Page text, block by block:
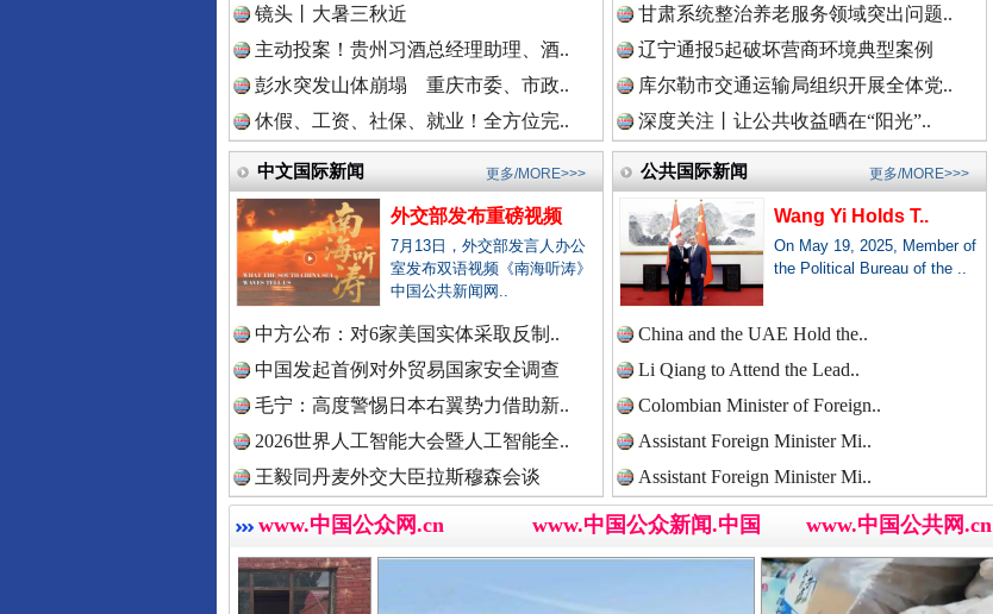
中国法治新闻网.中国
中国法院新闻网.中国
中国检察新闻网.中国
中国医药新闻网.中国
中国企业新闻网.中国
巳巳如意，开工大吉！ 三轮上挤9个人,司机：有保险！
“后车司机肯定在骂我” 全民健身五年计划来了！等你上场
镜头丨大暑三秋近
主动投案！贵州习酒总经理助理、酒..
彭水突发山体崩塌 重庆市委、市政..
休假、工资、社保、就业！全方位完..
甘肃系统整治养老服务领域突出问题..
辽宁通报5起破坏营商环境典型案例
库尔勒市交通运输局组织开展全体党..
深度关注丨让公共收益晒在“阳光”..
中文国际新闻
外交部发布重磅视频
7月13日，外交部发言人办公
室发布双语视频《南海听涛》
中国公共新闻网..
中方公布：对6家美国实体采取反制..
中国发起首例对外贸易国家安全调查
毛宁：高度警惕日本右翼势力借助新..
2026世界人工智能大会暨人工智能全..
王毅同丹麦外交大臣拉斯穆森会谈
更多/MORE>>> 公共国际新闻
Wang Yi Holds T..
On May 19, 2025, Member of
the Political Bureau of the ..
China and the UAE Hold the..
Li Qiang to Attend the Lead..
Colombian Minister of Foreign..
Assistant Foreign Minister Mi..
Assistant Foreign Minister Mi..
更多/MORE>>>
www.中国公众网.cn www.中国公众新闻.中国 www.中国公共网.cn